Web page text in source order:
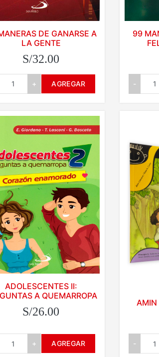
DE GANARSE A
LA GENTE
S/32.00
+ AGREGAR
99
-
ADOLESCENTES II:
A QUEMARROPA
S/26.00
+ AGREGAR
AMIN
-